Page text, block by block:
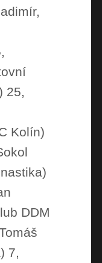
25,
Kolín)
DDM
7,